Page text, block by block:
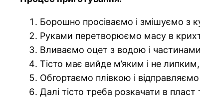
Борошно просіваємо і змішуємо з
Руками перетворюємо масу в
Вливаємо оцет з водою і
Тісто має вийде м’яким і не
Обгортаємо плівкою і
Далі тісто треба розкачати в